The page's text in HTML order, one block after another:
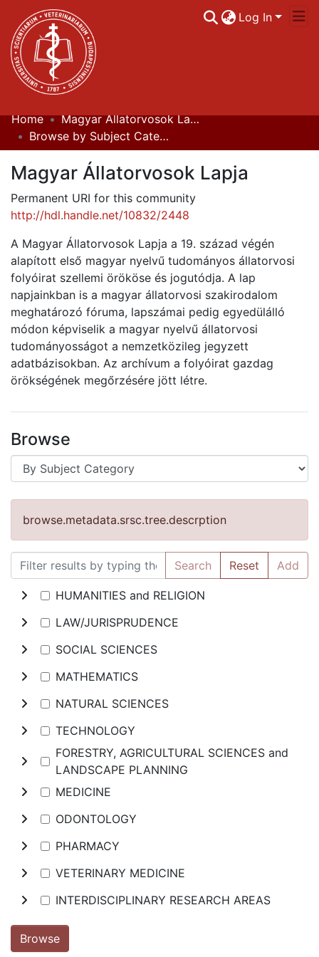
Log In
Communities & Collections
All of DSpace
Statistics
Home
Magyar Állatorvosok Lapja
Browse by Subject Category
Magyar Állatorvosok Lapja
Permanent URI for this community
http://hdl.handle.net/10832/2448
A Magyar Állatorvosok Lapja a 19. század végén
alapított első magyar nyelvű tudományos állatorvosi
folyóirat szellemi örököse és jogutódja. A lap
napjainkban is a magyar állatorvosi szakirodalom
meghatározó fóruma, lapszámai pedig egyedülálló
módon képviselik a magyar nyelvű állatorvosi
tudományosságot a nemzetközileg jegyzett
adatbázisokban. Az archívum a folyóirat gazdag
örökségének megőrzésére jött létre.
Browse
browse.metadata.srsc.tree.descrption
Search Reset Add
HUMANITIES and RELIGION
LAW/JURISPRUDENCE
SOCIAL SCIENCES
MATHEMATICS
NATURAL SCIENCES
TECHNOLOGY
FORESTRY, AGRICULTURAL SCIENCES and
LANDSCAPE PLANNING
MEDICINE
ODONTOLOGY
PHARMACY
VETERINARY MEDICINE
INTERDISCIPLINARY RESEARCH AREAS
Browse